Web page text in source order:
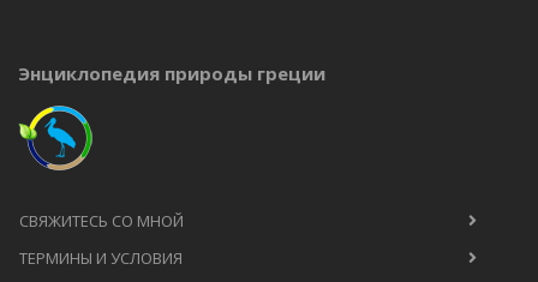
Энциклопедия природы греции
СВЯЖИТЕСЬ СО МНОЙ
ТЕРМИНЫ И УСЛОВИЯ